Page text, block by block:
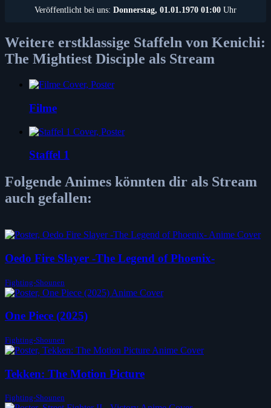
Veröffentlicht bei uns: Donnerstag, 01.01.1970 01:00 Uhr
Weitere erstklassige Staffeln von Kenichi:
The Mightiest Disciple als Stream
Filme
Staffel 1
Folgende Animes könnten dir als Stream
auch gefallen:
Oedo Fire Slayer -The Legend of Phoenix-
Fighting-Shounen
One Piece (2025)
Fighting-Shounen
Tekken: The Motion Picture
Fighting-Shounen